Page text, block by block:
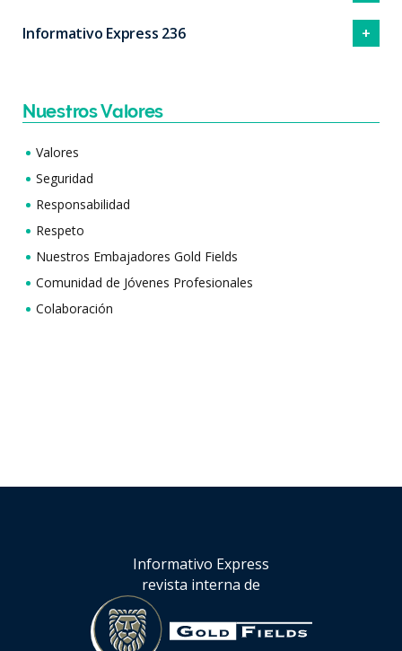
Informativo Express 236
Nuestros Valores
Valores
Seguridad
Responsabilidad
Respeto
Nuestros Embajadores Gold Fields
Comunidad de Jóvenes Profesionales
Colaboración
Informativo Express
revista interna de